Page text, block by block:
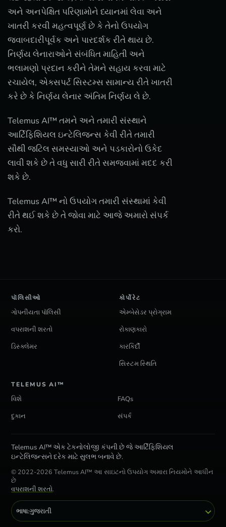
અને અનપેક્ષિત પરિણામોને ધ્યાનમાં લેવા અને
ખાતરી કરવી મહત્વપૂર્ણ છે કે તેનો ઉપયોગ
જવાબદારીપૂર્વક અને પારદર્શક રીતે થાય છે.
નિર્ણય લેનારાઓને સંબંધિત માહિતી અને
ભલામણો પ્રદાન કરીને તેમને સહાય કરવા માટે
રચાયેલ, એક્સપર્ટ સિસ્ટમ્સ સામાન્ય રીતે ખાતરી
કરે છે કે નિર્ણય લેનાર અંતિમ નિર્ણય લે છે.
Telemus AI™ તમને અને તમારી સંસ્થાને
આર્ટિફિશિયલ ઇન્ટેલિજન્સ કેવી રીતે તમારી
સૌથી જટિલ સમસ્યાઓ અને પડકારોનો ઉકેદ
લાવી શકે છે તે વધુ સારી રીતે સમજવામાં મદદ કરી
શકે છે.
Telemus AI™ નો ઉપયોગ તમારી સંસ્થામાં કેવી
રીતે થઈ શકે છે તે જોવા માટે આજે અમારો સંપર્ક
કરો.
Telemus AI™ એક ટેકનોલોજી કંપની છે જે આર્ટિફિશિયલ
ઇન્ટેલિજન્સને દરેક માટે સુલભ બનાવે છે.
© 2022-2026 Telemus AI™ આ સાઇટનો ઉપયોગ અમારા નિયમોને આધીન
છે
વપરાશની શરતો.
ભાષા:ગુજરાતી
પૉલિસીઓ
ગોપનીયતા પૉલિસી
વપરાશની શરતો
ડિસ્ક્લેમર
કોર્પોરેટ
એમ્બેસેડર પ્રોગ્રામ
રોકાણકારો
કારકિર્દી
સિસ્ટમ સ્થિતિ
TELEMUS AI™
વિશે
FAQs
દુકાન
સંપર્ક